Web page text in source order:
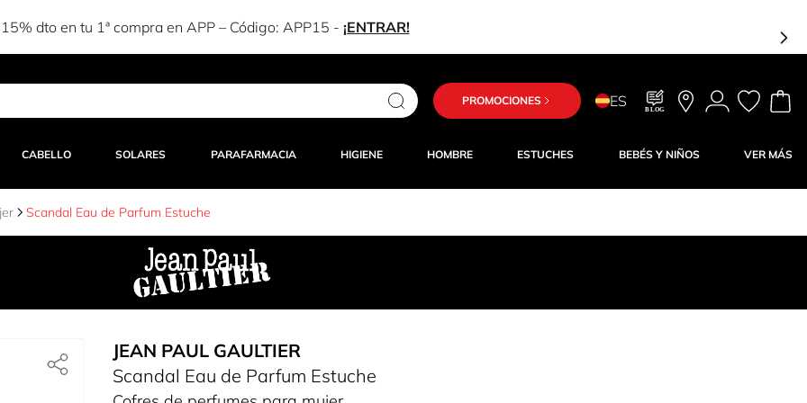
PROMOCIONES ES BLOG
CABELLO SOLARES PARAFARMACIA HIGIENE HOMBRE ESTUCHES BEBÉS Y NIÑOS VER MÁS
Scandal Eau de Parfum Estuche
JEAN PAUL GAULTIER
Scandal Eau de Parfum Estuche